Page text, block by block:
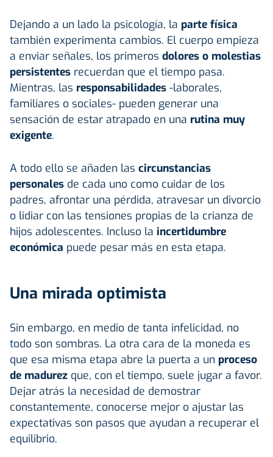
Dejando a un lado la psicología, la parte física
también experimenta cambios. El cuerpo empieza
a enviar señales, los primeros dolores o molestias
persistentes recuerdan que el tiempo pasa.
Mientras, las responsabilidades -laborales,
familiares o sociales- pueden generar una
sensación de estar atrapado en una rutina muy
exigente.
A todo ello se añaden las circunstancias
personales de cada uno como cuidar de los
padres, afrontar una pérdida, atravesar un divorcio
o lidiar con las tensiones propias de la crianza de
hijos adolescentes. Incluso la incertidumbre
económica puede pesar más en esta etapa.
Una mirada optimista
Sin embargo, en medio de tanta infelicidad, no
todo son sombras. La otra cara de la moneda es
que esa misma etapa abre la puerta a un proceso
de madurez que, con el tiempo, suele jugar a favor.
Dejar atrás la necesidad de demostrar
constantemente, conocerse mejor o ajustar las
expectativas son pasos que ayudan a recuperar el
equilibrio.